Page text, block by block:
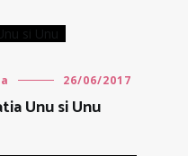
26/06/2017
Unu si Unu